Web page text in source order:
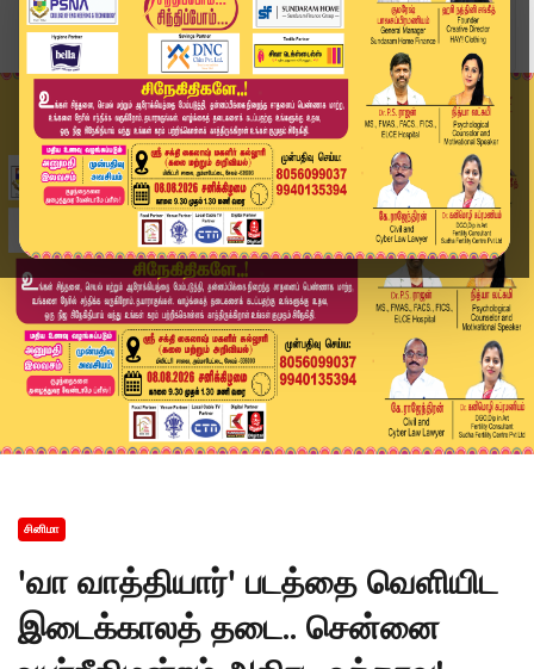
Home
சினிமா
'வா வாத்தியார்' படத்தை வெளியிட இடைக்காலத் தடை.....
சினிமா
'வா வாத்தியார்' படத்தை வெளியிட
இடைக்காலத் தடை.. சென்னை